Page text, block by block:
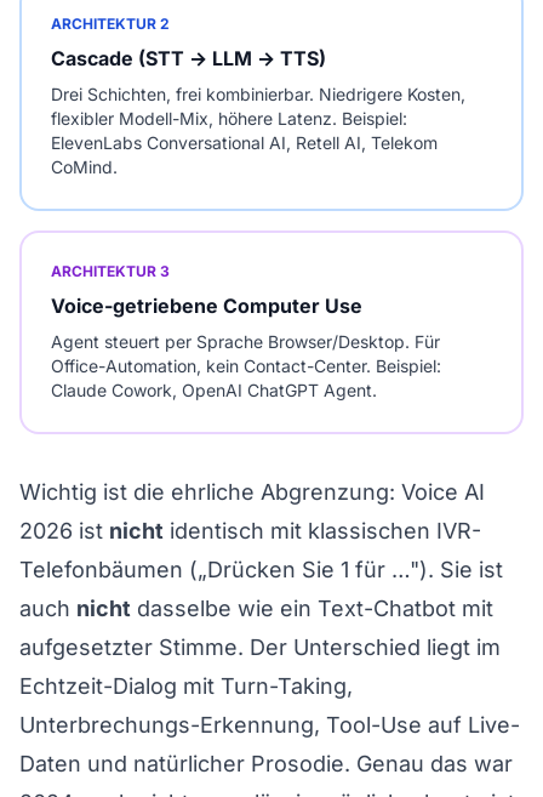
ARCHITEKTUR 2
Cascade (STT → LLM → TTS)
Drei Schichten, frei kombinierbar. Niedrigere Kosten,
flexibler Modell-Mix, höhere Latenz. Beispiel:
ElevenLabs Conversational AI, Retell AI, Telekom
CoMind.
ARCHITEKTUR 3
Voice-getriebene Computer Use
Agent steuert per Sprache Browser/Desktop. Für
Office-Automation, kein Contact-Center. Beispiel:
Claude Cowork, OpenAI ChatGPT Agent.
Wichtig ist die ehrliche Abgrenzung: Voice AI
2026 ist nicht identisch mit klassischen IVR-
Telefonbäumen („Drücken Sie 1 für …"). Sie ist
auch nicht dasselbe wie ein Text-Chatbot mit
aufgesetzter Stimme. Der Unterschied liegt im
Echtzeit-Dialog mit Turn-Taking,
Unterbrechungs-Erkennung, Tool-Use auf Live-
Daten und natürlicher Prosodie. Genau das war